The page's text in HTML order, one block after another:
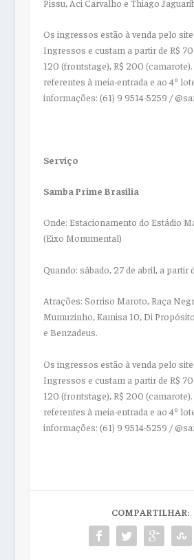
Os ingressos estão à venda pelo
Ingressos e custam a partir de R$ 70
120 (frontstage), R$ 200
referentes à meia-entrada e ao 4º
informações: (61) 9 9514-5259 /
Serviço
Samba Prime Brasília
Onde: Estacionamento do Estádio
(Eixo Monumental)
Quando: sábado, 27 de abril, a partir
Atrações: Sorriso Maroto, Raça
Mumuzinho, Kamisa 10, Di
e Benzadeus.
Os ingressos estão à venda pelo
Ingressos e custam a partir de R$ 70
120 (frontstage), R$ 200
referentes à meia-entrada e ao 4º
informações: (61) 9 9514-5259 /
COMPARTILHAR: